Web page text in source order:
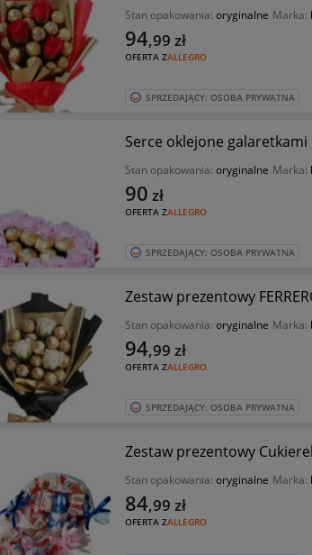
Stan opakowania: oryginalne Marka:
OFERTA ZALLEGRO
94,99 zł
SPRZEDAJĄCY: OSOBA PRYWATNA
Serce oklejone galaretkami
Stan opakowania: oryginalne Marka:
OFERTA ZALLEGRO
90 zł
SPRZEDAJĄCY: OSOBA PRYWATNA
Zestaw prezentowy
Stan opakowania: oryginalne Marka:
OFERTA ZALLEGRO
94,99 zł
SPRZEDAJĄCY: OSOBA PRYWATNA
Zestaw prezentowy
Stan opakowania: oryginalne Marka:
OFERTA ZALLEGRO
84,99 zł